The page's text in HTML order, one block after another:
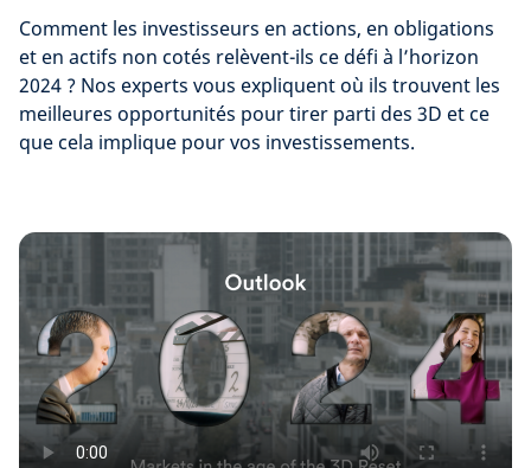
Comment les investisseurs en actions, en obligations
et en actifs non cotés relèvent-ils ce défi à l’horizon
2024 ? Nos experts vous expliquent où ils trouvent les
meilleures opportunités pour tirer parti des 3D et ce
que cela implique pour vos investissements.